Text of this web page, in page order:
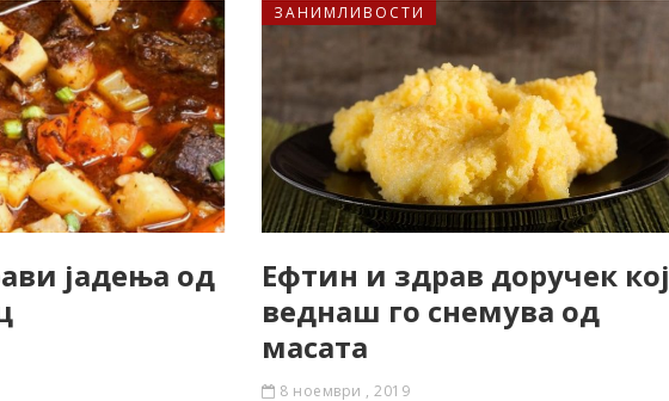
јадења од
ЗАНИМЛИВОСТИ
Ефтин и здрав доручек кој
веднаш го снемува од
масата
8 ноември , 2019